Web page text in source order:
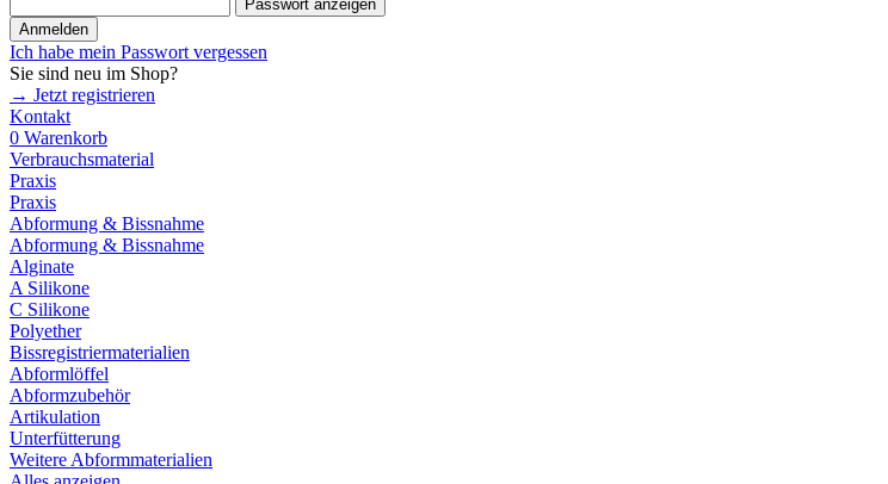
Passwort anzeigen
Anmelden
Ich habe mein Passwort vergessen
Sie sind neu im Shop?
→ Jetzt registrieren
Kontakt
0 Warenkorb
Verbrauchsmaterial
Praxis
Praxis
Abformung & Bissnahme
Abformung & Bissnahme
Alginate
A Silikone
C Silikone
Polyether
Bissregistriermaterialien
Abformlöffel
Abformzubehör
Artikulation
Unterfütterung
Weitere Abformmaterialien